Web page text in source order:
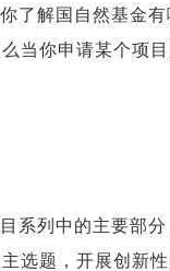
了解国自然基金
当你申请某个项
系列中的主要部
选题，开展创新